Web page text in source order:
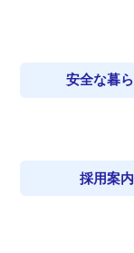
安全な暮
採用案内